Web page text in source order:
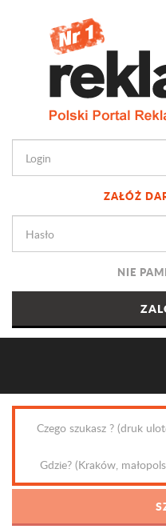
ZAŁÓŻ
NIE